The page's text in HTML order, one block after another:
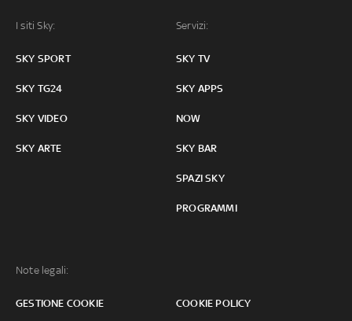
I siti Sky:
SKY SPORT
SKY TG24
SKY VIDEO
SKY ARTE
Servizi:
SKY TV
SKY APPS
NOW
SKY BAR
SPAZI SKY
PROGRAMMI
Note legali:
GESTIONE COOKIE COOKIE POLICY